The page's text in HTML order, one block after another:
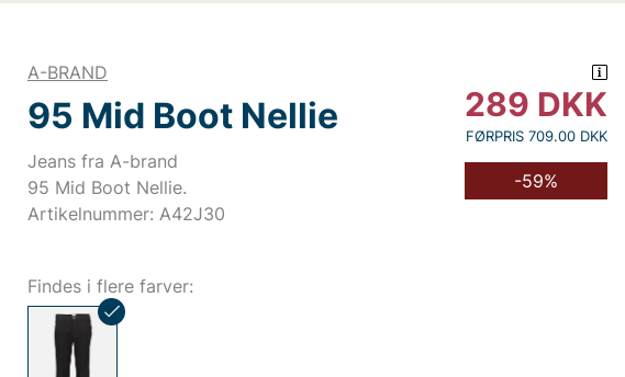
A-BRAND
95 Mid Boot Nellie
Jeans fra A-brand
95 Mid Boot Nellie.
Artikelnummer: A42J30
289 DKK
FØRPRIS 709.00 DKK
-59%
Findes i flere farver: